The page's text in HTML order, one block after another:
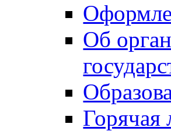
Об
Горячая